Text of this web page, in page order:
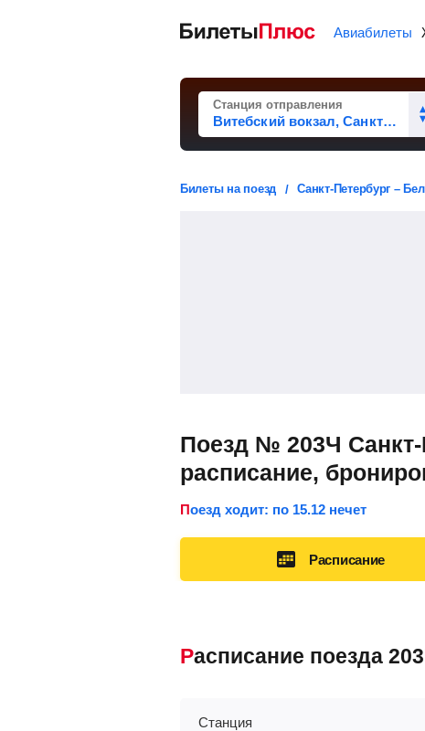
Авиабилеты
Станция отправления
Билеты на поезд Санкт-Петербург –
Поезд № 203Ч
расписание,
Поезд ходит: по 15.12 нечет
Расписание
Расписание поезда
Станция